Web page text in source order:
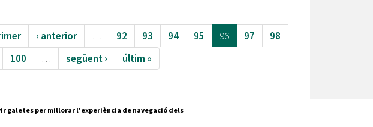
‹ anterior … 92 93 94 95 96 97
98
100
… següent › últim »
galetes per millorar l'experiència de navegació dels